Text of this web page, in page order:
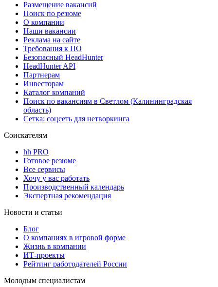
Размещение вакансий
Поиск по резюме
О компании
Наши вакансии
Реклама на сайте
Требования к ПО
Безопасный HeadHunter
HeadHunter API
Партнерам
Инвесторам
Каталог компаний
Поиск по вакансиям в Светлом (Калининградская
область)
Сетка: соцсеть для нетворкинга
Соискателям
hh PRO
Готовое резюме
Все сервисы
Хочу у вас работать
Производственный календарь
Экспертная рекомендация
Новости и статьи
Блог
О компаниях в игровой форме
Жизнь в компании
ИТ-проекты
Рейтинг работодателей России
Молодым специалистам